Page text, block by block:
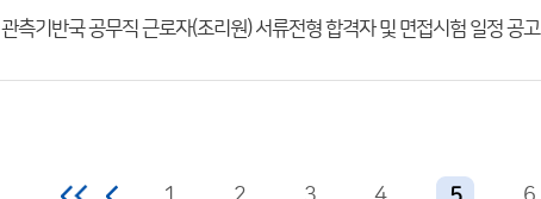
관측기반국 공무직 근로자(조리원) 서류전형 합격자 및 면접시험 일정 공고